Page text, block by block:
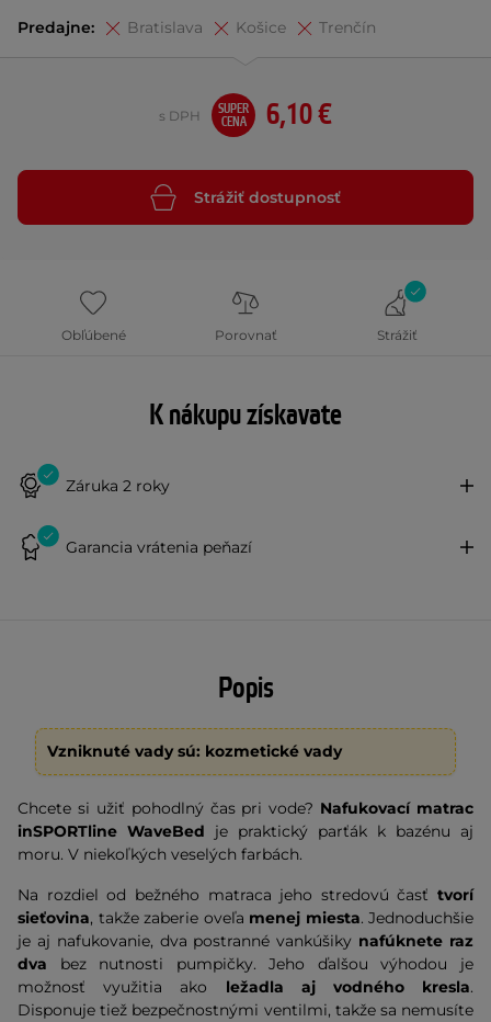
Predajne: Bratislava Košice Trenčín
6,10 €
s DPH
SUPER
CENA
Strážiť dostupnosť
Obľúbené Porovnať Strážiť
K nákupu získavate
Záruka 2 roky
Garancia vrátenia peňazí
Popis
Vzniknuté vady sú: kozmetické vady
Chcete si užiť pohodlný čas pri vode? Nafukovací matrac
inSPORTline WaveBed je praktický parťák k bazénu aj
moru. V niekoľkých veselých farbách.
Na rozdiel od bežného matraca jeho stredovú časť tvorí
sieťovina, takže zaberie oveľa menej miesta. Jednoduchšie
je aj nafukovanie, dva postranné vankúšiky nafúknete raz
dva bez nutnosti pumpičky. Jeho ďalšou výhodou je
možnosť využitia ako ležadla aj vodného kresla.
Disponuje tiež bezpečnostnými ventilmi, takže sa nemusíte